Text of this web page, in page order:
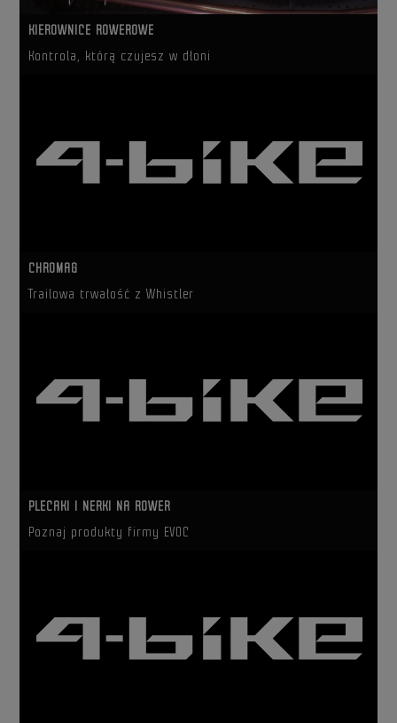
KIEROWNICE ROWEROWE
Kontrola, którą czujesz w dłoni
CHROMAG
Trailowa trwałość z Whistler
PLECAKI I NERKI NA ROWER
Poznaj produkty firmy EVOC